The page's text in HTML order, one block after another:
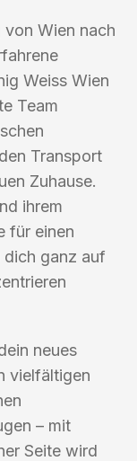
Wien nach
Weiss Wien
Team
Transport
Zuhause.
ihrem
für einen
dich ganz auf
neues
vielfältigen
– mit
Seite wird